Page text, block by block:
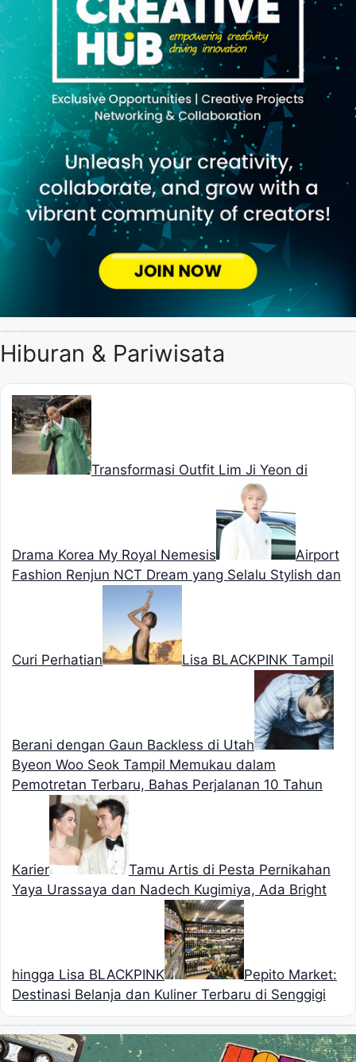
Hiburan & Pariwisata
Transformasi Outfit Lim Ji Yeon di
Drama Korea My Royal Nemesis
Airport
Fashion Renjun NCT Dream yang Selalu Stylish dan
Curi Perhatian Lisa BLACKPINK Tampil
Berani dengan Gaun Backless di Utah
Byeon Woo Seok Tampil Memukau dalam
Pemotretan Terbaru, Bahas Perjalanan 10 Tahun
Karier
Tamu Artis di Pesta Pernikahan
Yaya Urassaya dan Nadech Kugimiya, Ada Bright
hingga Lisa BLACKPINK
Pepito Market:
Destinasi Belanja dan Kuliner Terbaru di Senggigi